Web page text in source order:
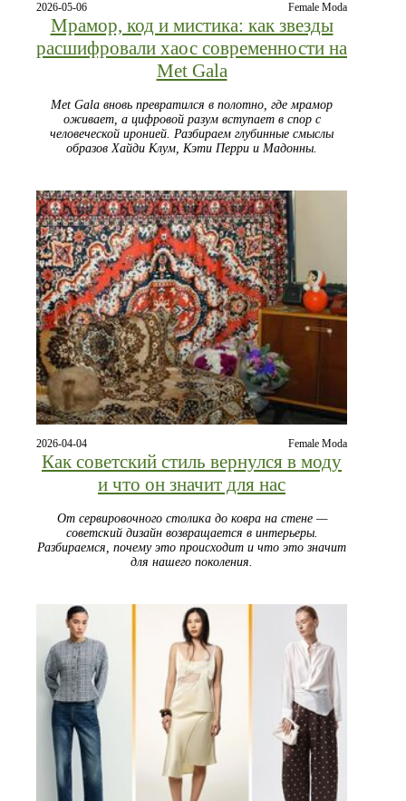
2026-05-06 Female Moda
Мрамор, код и мистика: как звезды
расшифровали хаос современности на
Met Gala
Met Gala вновь превратился в полотно, где мрамор
оживает, а цифровой разум вступает в спор с
человеческой иронией. Разбираем глубинные смыслы
образов Хайди Клум, Кэти Перри и Мадонны.
2026-04-04 Female Moda
Как советский стиль вернулся в моду
и что он значит для нас
От сервировочного столика до ковра на стене —
советский дизайн возвращается в интерьеры.
Разбираемся, почему это происходит и что это значит
для нашего поколения.